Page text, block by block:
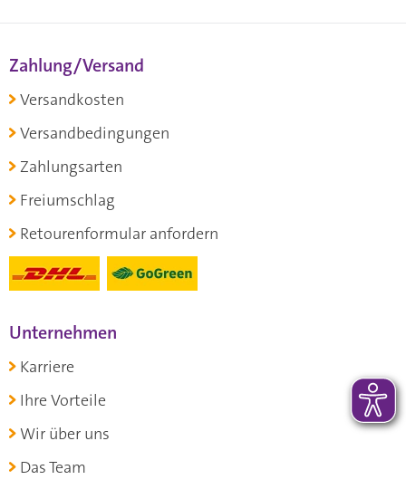
Zahlung/Versand
Versandkosten
Versandbedingungen
Zahlungsarten
Freiumschlag
Retourenformular anfordern
Unternehmen
Karriere
Ihre Vorteile
Wir über uns
Das Team